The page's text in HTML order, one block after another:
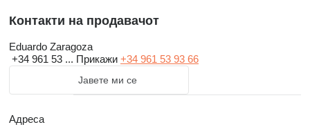
Контакти на продавачот
Eduardo Zaragoza
+34 961 53 ... Прикажи +34 961 53 93 66
Јавете ми се
Адреса